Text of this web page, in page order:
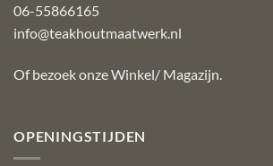
06-55866165
info@teakhoutmaatwerk.nl
Of bezoek onzeWinkel/ Magazijn
OPENINGSTIJDEN